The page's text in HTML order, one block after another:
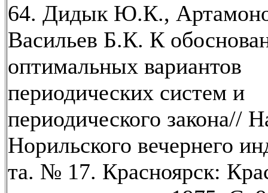
64. Дидык Ю.К.,
Васильев Б.К. К
оптимальных вариантов
периодических систем и
периодического закона//
Норильского вечернего
та. № 17. Красноярск: